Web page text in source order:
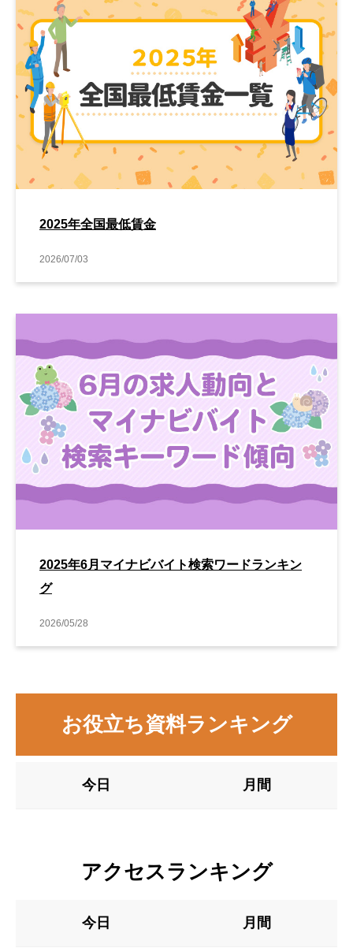
2025年全国最低賃金
2026/07/03
2025年6月マイナビバイト検索ワードランキン
グ
2026/05/28
お役立ち資料ランキング
今日 月間
アクセスランキング
今日 月間